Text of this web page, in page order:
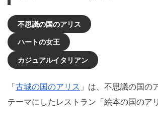
不思議の国のアリス
ハートの女王
カジュアルイタリアン
「古城の国のアリス 」は、不思議の国の
テーマにしたレストラン「絵本の国のア